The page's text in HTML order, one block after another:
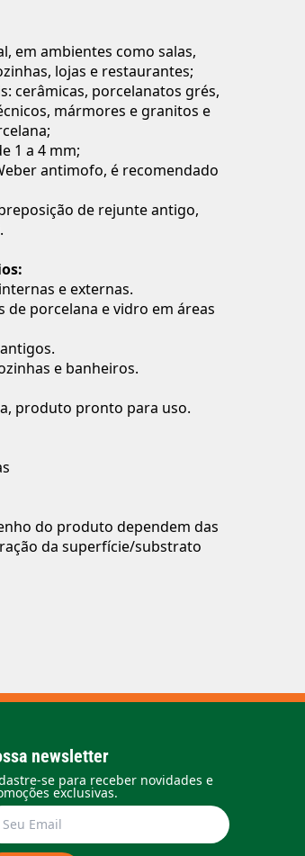
em ambientes como salas,
lojas e restaurantes;
cerâmicas, porcelanatos grés,
mármores e granitos e
1 a 4 mm;
antimofo, é recomendado
de rejunte antigo,
e externas.
de porcelana e vidro em áreas
e banheiros.
produto pronto para uso.
do produto dependem das
da superfície/substrato
newsletter
se para receber novidades e
exclusivas.